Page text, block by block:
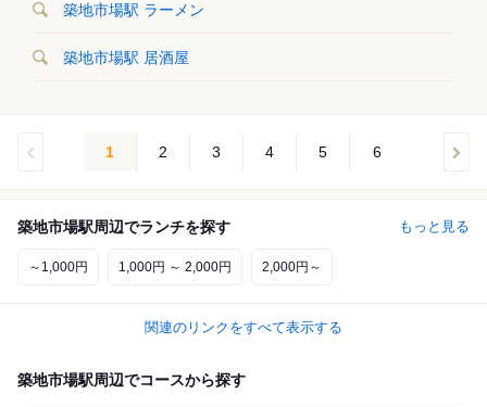
築地市場駅 ラーメン
築地市場駅 居酒屋
1 2 3 4 5 6
築地市場駅周辺でランチを探す もっと見る
～1,000円 1,000円 ～ 2,000円 2,000円～
関連のリンクをすべて表示する
築地市場駅周辺でコースから探す